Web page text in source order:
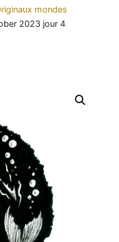
mondes
2023 jour 4